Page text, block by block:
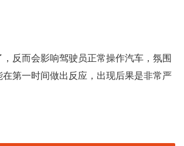
反而会影响驾驶员正常操作汽车，氛围
第一时间做出反应，出现后果是非常严